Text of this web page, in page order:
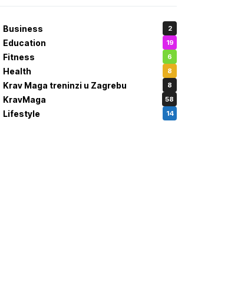
Business 2
Education 19
Fitness 6
Health 8
Krav Maga treninzi u Zagrebu 8
KravMaga 58
Lifestyle 14